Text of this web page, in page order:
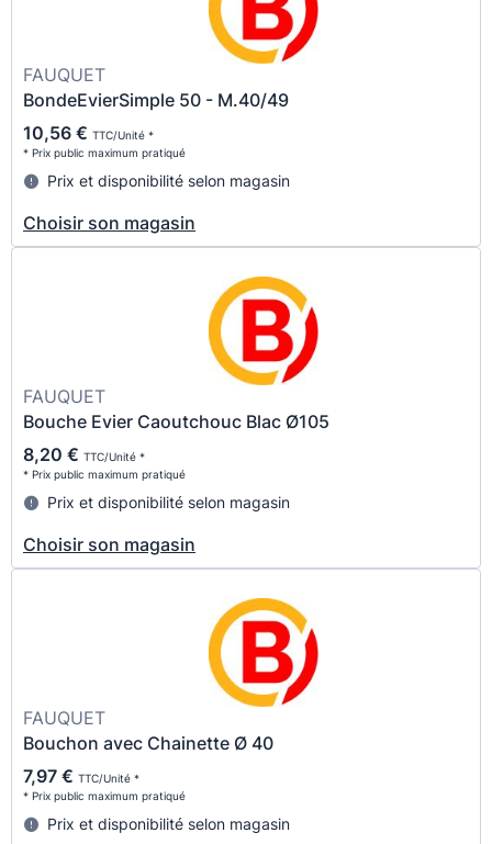
FAUQUET
BondeEvierSimple 50 - M.40/49
10,56 € TTC/Unité *
* Prix public maximum pratiqué
Prix et disponibilité selon magasin
Choisir son magasin
FAUQUET
Bouche Evier Caoutchouc Blac Ø105
8,20 € TTC/Unité *
* Prix public maximum pratiqué
Prix et disponibilité selon magasin
Choisir son magasin
FAUQUET
Bouchon avec Chainette Ø 40
7,97 € TTC/Unité *
* Prix public maximum pratiqué
Prix et disponibilité selon magasin